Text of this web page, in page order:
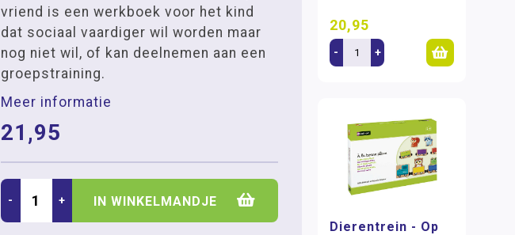
vriend is een werkboek voor het kind
dat sociaal vaardiger wil worden maar
nog niet wil, of kan deelnemen aan een
groepstraining.
Meer informatie
21,95
- + IN WINKELMANDJE
20,95
- +
Dierentrein - Op